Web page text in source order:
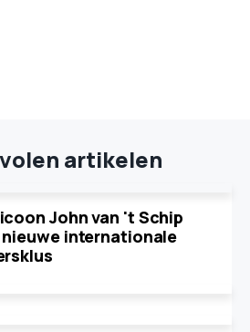
artikelen
John van 't Schip
internationale